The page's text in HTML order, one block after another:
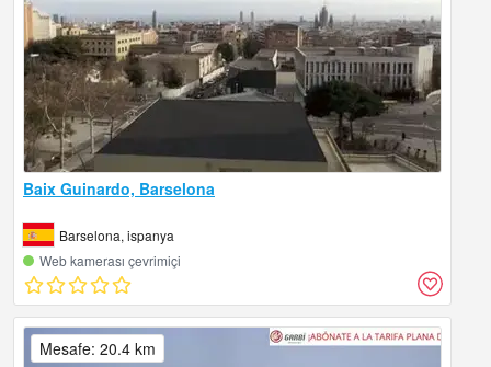
Baix Guinardo, Barselona
Barselona, ispanya
Web kamerası çevrimiçi
Mesafe: 20.4 km